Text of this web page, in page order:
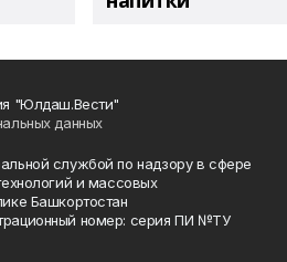
"Юлдаш.Вести"
данных
службой по надзору в сфере
и массовых
Башкортостан
номер: серия ПИ №ТУ